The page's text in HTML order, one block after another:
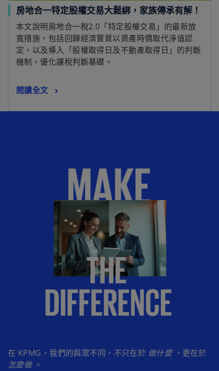
房地合一特定股權交易大鬆綁，家族傳承有解！
本文說明房地合一稅2.0「特定股權交易」的最新放
寬措施，包括回歸經濟實質以資產時價取代淨值認
定，以及導入「股權取得日及不動產取得日」的判斷
機制，優化課稅判斷基礎。
閱讀全文
在 KPMG，我們的與眾不同，不只在於 做什麼 ，更在於
怎麼做 。